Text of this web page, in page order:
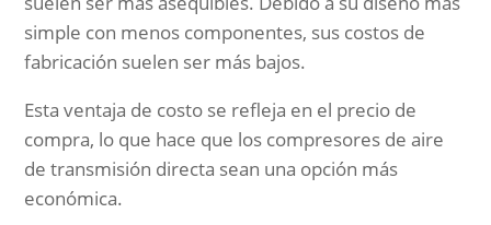
simple con menos componentes, sus costos de
fabricación suelen ser más bajos.
Esta ventaja de costo se refleja en el precio de
compra, lo que hace que los compresores de aire
de transmisión directa sean una opción más
económica.